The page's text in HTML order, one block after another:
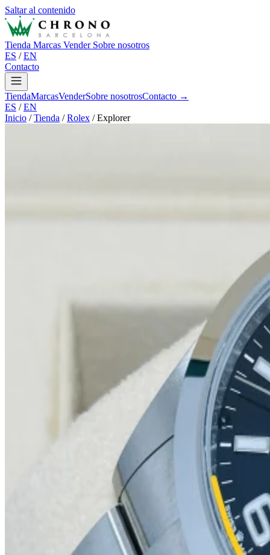
Saltar al contenido
Tienda Marcas Vender Sobre nosotros
ES / EN
Contacto
TiendaMarcasVenderSobre nosotrosContacto →
ES / EN
Inicio / Tienda / Rolex / Explorer